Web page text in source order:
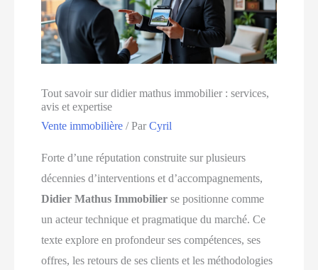
Tout savoir sur didier mathus immobilier : services,
avis et expertise
Vente immobilière / ParCyril
Forte d’une réputation construite sur plusieurs
décennies d’interventions et d’accompagnements,
Didier Mathus Immobilier se positionne comme
un acteur technique et pragmatique du marché. Ce
texte explore en profondeur ses compétences, ses
offres, les retours de ses clients et les méthodologies